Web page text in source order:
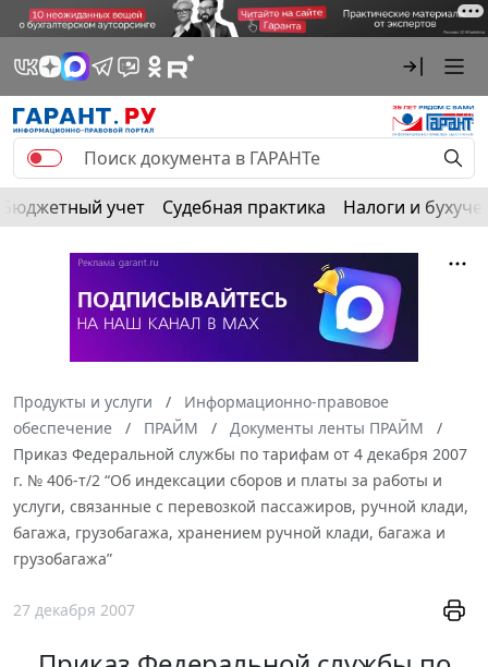
Бюджетный учет Судебная практика Налоги и
Продукты и услуги
Информационно-правовое
обеспечение
ПРАЙМ
Документы ленты ПРАЙМ
Приказ Федеральной службы по тарифам от 4 декабря 2007
г. № 406-т/2 “Об индексации сборов и платы за работы и
услуги, связанные с перевозкой пассажиров, ручной клади,
багажа, грузобагажа, хранением ручной клади, багажа и
грузобагажа”
27 декабря 2007